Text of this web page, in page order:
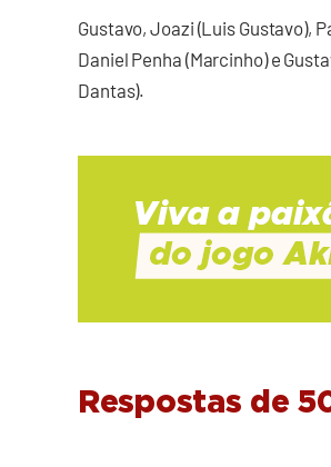
Gustavo, Joazi (Luis Gustavo),
Daniel Penha (Marcinho) e
Dantas).
Respostas de